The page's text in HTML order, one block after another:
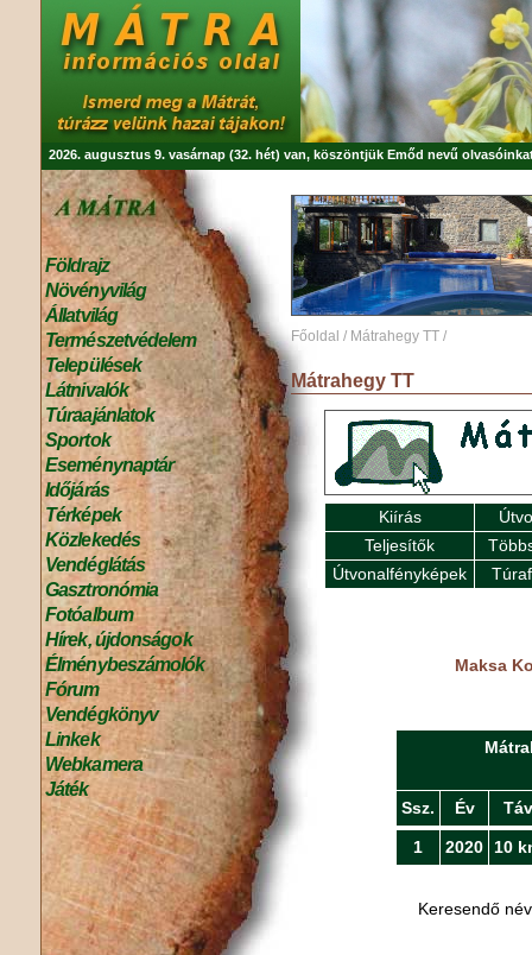
2026. augusztus 9. vasárnap (32. hét) van, köszöntjük Emőd nevű
Földrajz
Növényvilág
Állatvilág
Természetvédelem
Települések
Látnivalók
Túraajánlatok
Sportok
Eseménynaptár
Időjárás
Térképek
Közlekedés
Vendéglátás
Gasztronómia
Fotóalbum
Hírek, újdonságok
Élménybeszámolók
Fórum
Vendégkönyv
Linkek
Webkamera
Játék
Főoldal / Mátrahegy TT /
Mátrahegy TT
Kiírás
Teljesítők
Útvonalfényképek
Maksa
Ssz. Év Táv
1 2020 10
Keresendő